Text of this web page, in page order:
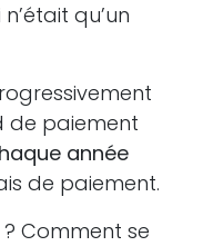
qu’un
de paiement
année
de paiement.
Comment se